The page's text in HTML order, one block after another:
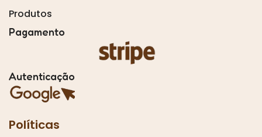
Produtos
Pagamento
Autenticação
Políticas